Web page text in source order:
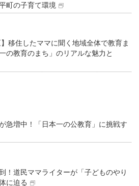
町の子育て環境
移住したママに聞く地域全体で教育ま
の教育のまち」のリアルな魅力と
急増中！「日本一の公教育」に挑戦す
！道民ママライターが「子どものやり
に迫る